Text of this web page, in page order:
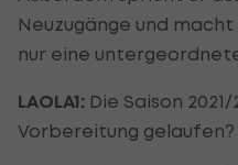
Neuzugänge und
nur eine
LAOLA1: Die Saison
Vorbereitung gelaufen?